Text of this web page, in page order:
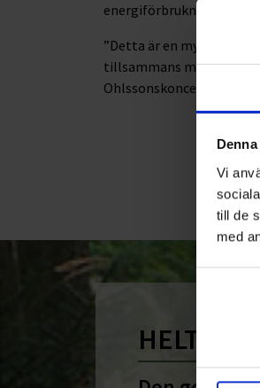
Vi
till de
med
energiförbrukningen.
”Detta är en mycket
tillsammans med våra
Ohlssonskoncernen.
HELT